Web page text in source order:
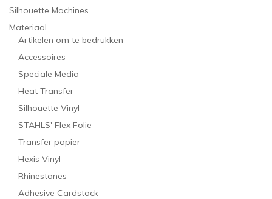
Silhouette Machines
Materiaal
Artikelen om te bedrukken
Accessoires
Speciale Media
Heat Transfer
Silhouette Vinyl
STAHLS' Flex Folie
Transfer papier
Hexis Vinyl
Rhinestones
Adhesive Cardstock